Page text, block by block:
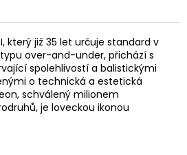
který již 35 let určuje standard v
over-and-under, přichází s
spolehlivostí a balistickými
o technická a estetická
schválený milionem
je loveckou ikonou